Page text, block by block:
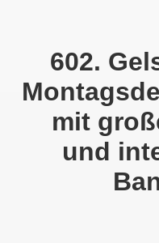
602.
mit
und
am
Bewegung am
ruft auf am
Wir protestieren
Saale setzt am